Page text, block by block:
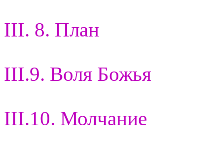
III. 8. План
III.9. Воля Божья
III.10. Молчание